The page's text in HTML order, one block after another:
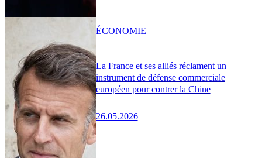
La France et ses alliés réclament un
instrument de défense commerciale
européen pour contrer la Chine
26.05.2026
ÉCONOMIE